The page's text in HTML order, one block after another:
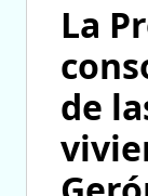
La
de